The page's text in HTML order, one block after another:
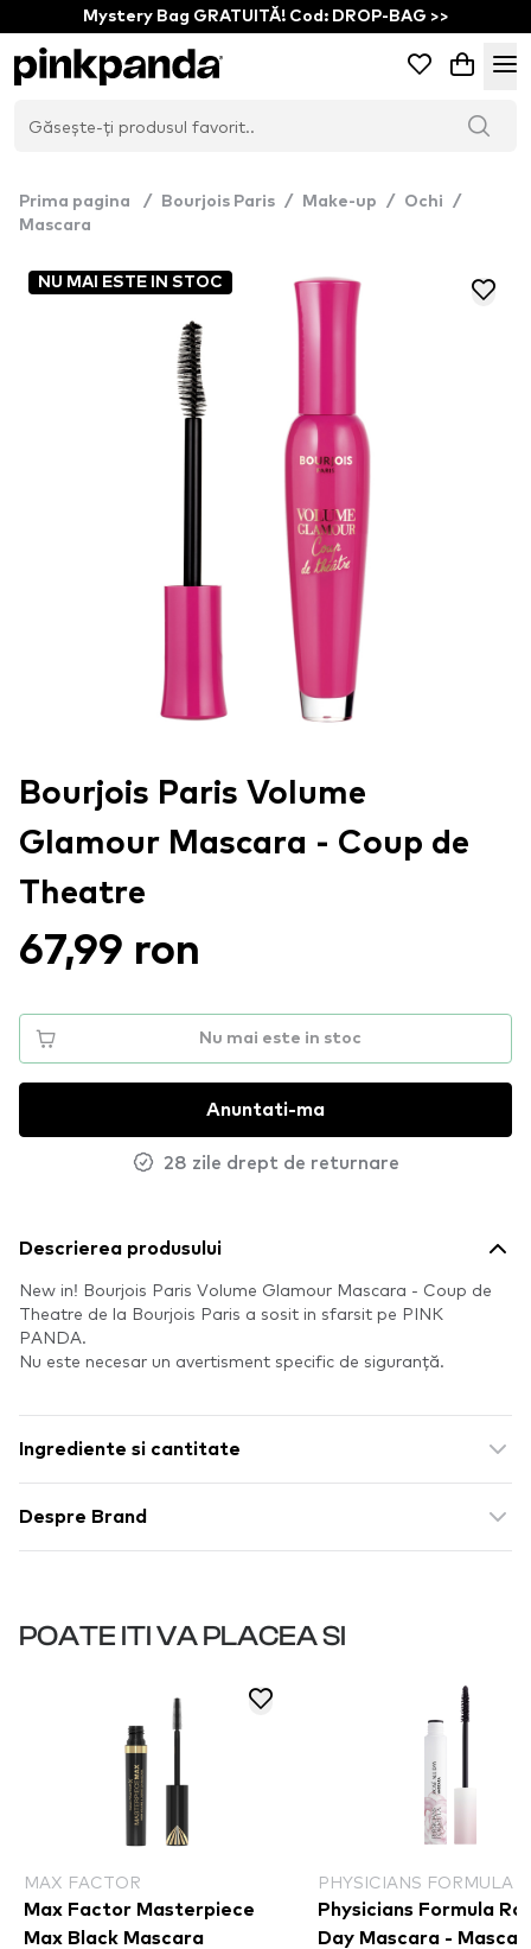
Mystery Bag GRATUITĂ! Cod: DROP-BAG >>
Prima pagina / Bourjois Paris / Make-up / Ochi
/
Mascara
NU MAI ESTE IN STOC
Bourjois Paris Volume
Glamour Mascara - Coup de
Theatre
67,99 ron
Nu mai este in stoc
Anuntati-ma
28 zile drept de returnare
Descrierea produsului
New in! Bourjois Paris Volume Glamour Mascara - Coup de
Theatre de la Bourjois Paris a sosit in sfarsit pe PINK
PANDA.
Nu este necesar un avertisment specific de siguranță.
Ingrediente si cantitate
Despre Brand
POATE ITI VA PLACEA SI
MAX FACTOR
Max Factor Masterpiece
Max Black Mascara
PHYSICIANS FORMULA
Physicians Formula
Day Mascara -